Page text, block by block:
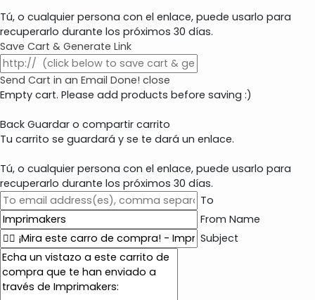
Tú, o cualquier persona con el enlace, puede usarlo para
recuperarlo durante los próximos 30 días.
Save Cart & Generate Link
Send Cart in an Email Done! close
Empty cart. Please add products before saving :)
Back Guardar o compartir carrito
Tu carrito se guardará y se te dará un enlace.
Tú, o cualquier persona con el enlace, puede usarlo para
recuperarlo durante los próximos 30 días.
To
From Name
Subject
E
m
a